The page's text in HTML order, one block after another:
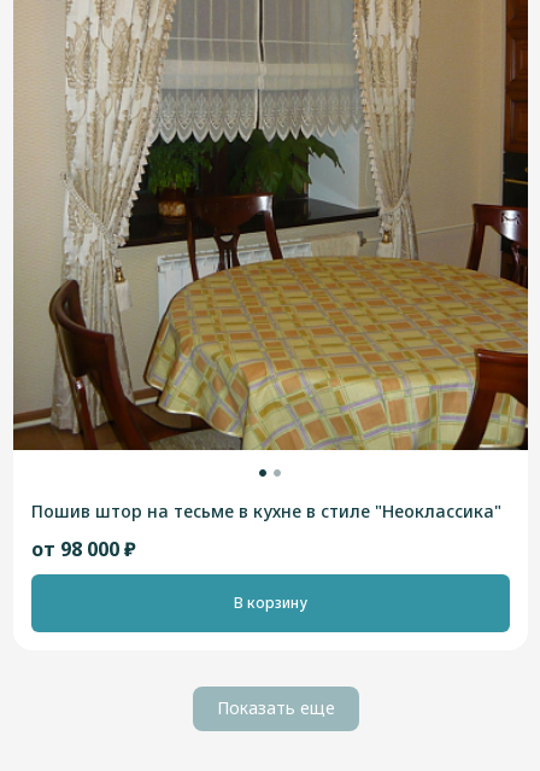
Пошив штор на тесьме в кухне в стиле "Неоклассика"
от 98 000 ₽
В корзину
Показать еще